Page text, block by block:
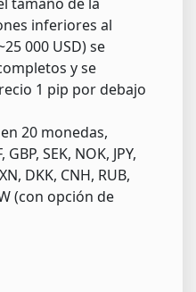
inferiores al
000 USD) se
y se
1 pip por debajo
20 monedas,
SEK, NOK, JPY,
DKK, CNH, RUB,
(con opción de